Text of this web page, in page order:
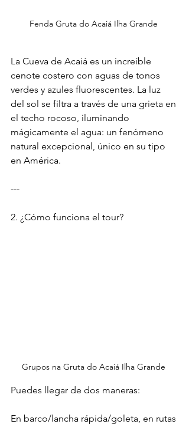
Fenda Gruta do Acaiá Ilha Grande
La Cueva de Acaiá es un increíble
cenote costero con aguas de tonos
verdes y azules fluorescentes. La luz
del sol se filtra a través de una grieta en
el techo rocoso, iluminando
mágicamente el agua: un fenómeno
natural excepcional, único en su tipo
en América.
---
2. ¿Cómo funciona el tour?
Grupos na Gruta do Acaiá Ilha Grande
Puedes llegar de dos maneras:
En barco/lancha rápida/goleta, en rutas